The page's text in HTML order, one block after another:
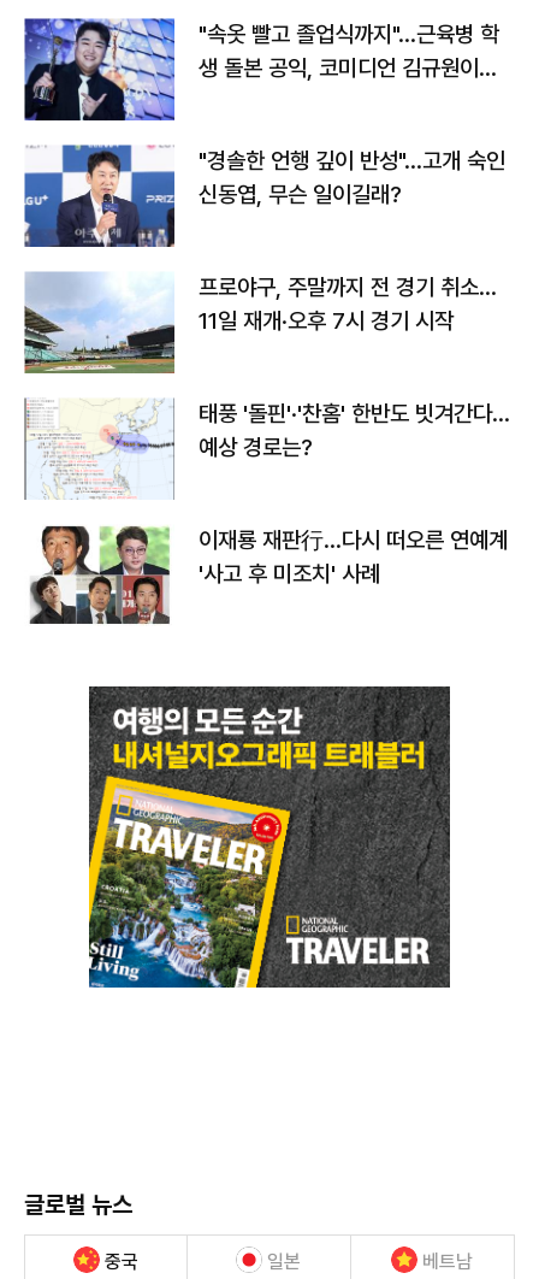
"속옷 빨고 졸업식까지"…근육병 학
생 돌본 공익, 코미디언 김규원이었
"경솔한 언행 깊이 반성"…고개 숙인
신동엽, 무슨 일이길래?
프로야구, 주말까지 전 경기 취소…
11일 재개·오후 7시 경기 시작
태풍 '돌핀'·'찬홈' 한반도 빗겨간다…
예상 경로는?
이재룡 재판行…다시 떠오른 연예계
'사고 후 미조치' 사례
글로벌 뉴스
중국 일본 베트남